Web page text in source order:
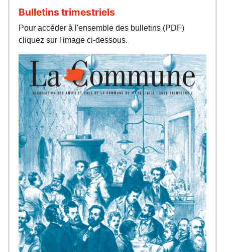
Bulletins trimestriels
Pour accéder à l'ensemble des bulletins (PDF)
cliquez sur l'image ci-dessous.